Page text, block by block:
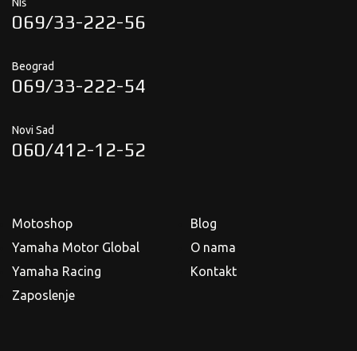
069/33-222-56
Beograd
069/33-222-54
Novi Sad
060/412-12-52
Motoshop
Yamaha Motor Global
Yamaha Racing
Zaposlenje
Blog
O nama
Kontakt